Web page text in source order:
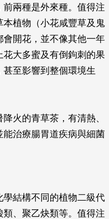
兩種是外來種。值得注
植物（小花咸豐草及鬼
開花，並不像其他一年
大多蜜及有倒鉤刺的果
至影響到整個環境生
火的青草茶，有清熱、
治療腸胃道疾病與細菌
結構不同的植物二級代
、聚乙炔類等。值得注